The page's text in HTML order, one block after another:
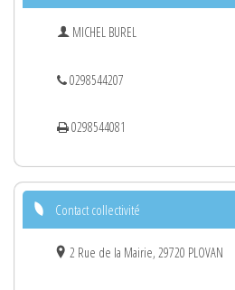
MICHEL BUREL
0298544207
0298544081
Contact collectivité
2 Rue de la Mairie, 29720 PLOVAN